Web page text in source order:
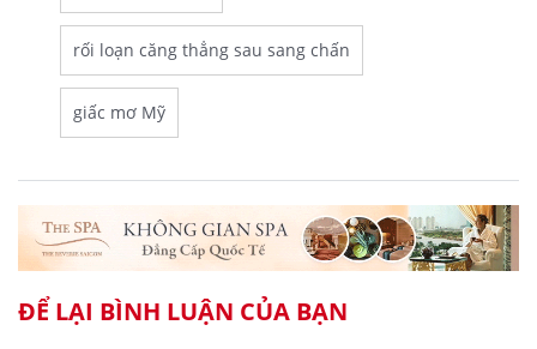
rối loạn căng thẳng sau sang chấn
giấc mơ Mỹ
ĐỂ LẠI BÌNH LUẬN CỦA BẠN